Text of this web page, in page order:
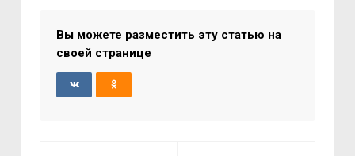
Вы можете разместить эту статью на
своей странице